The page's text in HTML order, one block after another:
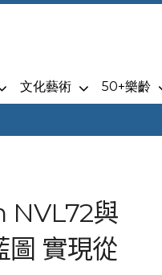
文化藝術 50+樂齡
NVL72與
實現從